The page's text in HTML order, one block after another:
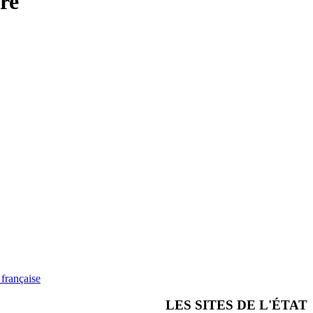
LES SITES DE L'ÉTAT